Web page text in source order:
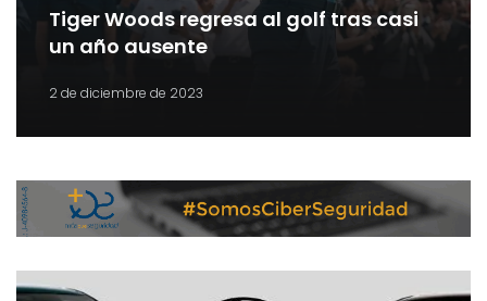
Tiger Woods regresa al golf tras casi
un año ausente
2 de diciembre de 2023